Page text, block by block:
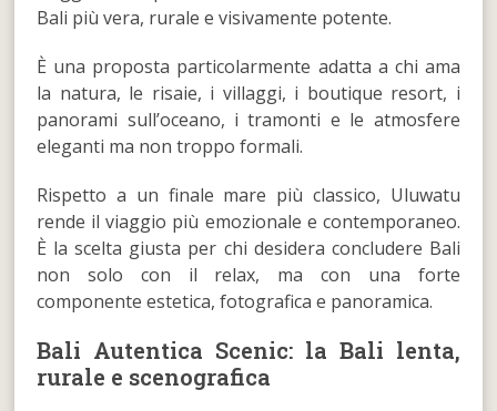
Bali più vera, rurale e visivamente potente.
È una proposta particolarmente adatta a chi ama
la natura, le risaie, i villaggi, i boutique resort, i
panorami sull’oceano, i tramonti e le atmosfere
eleganti ma non troppo formali.
Rispetto a un finale mare più classico, Uluwatu
rende il viaggio più emozionale e contemporaneo.
È la scelta giusta per chi desidera concludere Bali
non solo con il relax, ma con una forte
componente estetica, fotografica e panoramica.
Bali Autentica Scenic: la Bali lenta,
rurale e scenografica